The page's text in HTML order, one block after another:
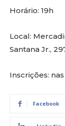
Horário: 19h
Local:
Santana Jr.,
Inscrições:
Facebook